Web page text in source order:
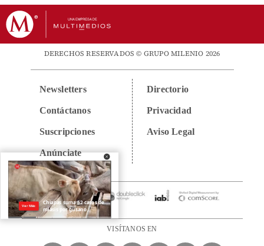
DERECHOS RESERVADOS © GRUPO MILENIO 2026
Newsletters
Contáctanos
Suscripciones
Anúnciate
Directorio
Privacidad
Aviso Legal
VISÍTANOS EN